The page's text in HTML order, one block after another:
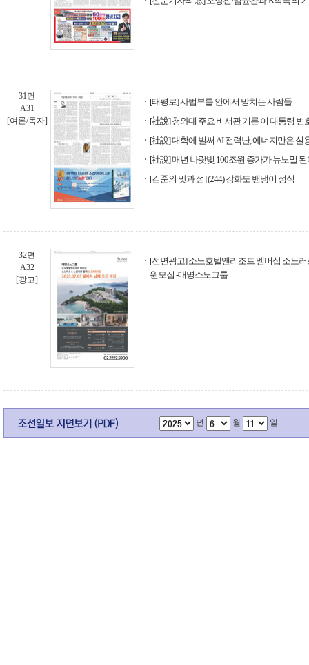
31면
A31
[여론/독자]
[태평로] 사법부를 안에서 망치는 사람들
[社說] 청와대 주요 비서관 거론 이 대통령 변
[社說] 대학에 벌써 AI 전력난, 에너지만은 실
[社說] 매년 나랏빚 100조원 증가가 뉴노멀
[김준의 맛과 섬] (244) 강화도 밴댕이 정식
32면
A32
[광고]
[전면광고] 소노호텔앤리조트 멤버십 소노
원모집 -대명소노그룹
년 월 일